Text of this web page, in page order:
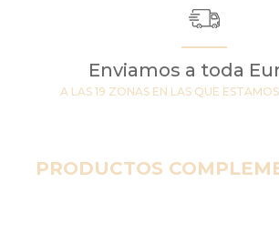
Enviamos a toda
A LAS 19 ZONAS EN LAS QUE
PRODUCTOS